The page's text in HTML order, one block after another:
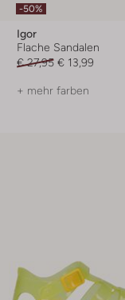
-50%
Igor
Flache Sandalen
€ 27,95 € 13,99
+ mehr farben